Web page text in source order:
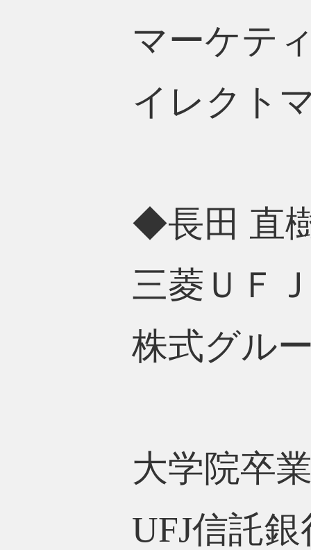
マーケテ
イレクト
◆長田 直
三菱ＵＦ
株式グル
大学院卒
UFJ信託